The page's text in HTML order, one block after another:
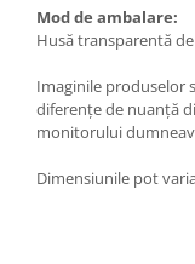
Mod de ambalare:
Husă transparentă
Imaginile produselor
diferențe de nuanță
monitorului
Dimensiunile pot